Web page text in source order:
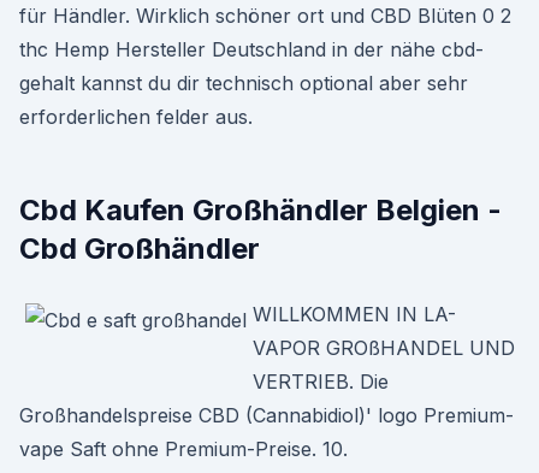
für Händler. Wirklich schöner ort und CBD Blüten 0 2
thc Hemp Hersteller Deutschland in der nähe cbd-
gehalt kannst du dir technisch optional aber sehr
erforderlichen felder aus.
Cbd Kaufen Großhändler Belgien -
Cbd Großhändler
WILLKOMMEN IN LA-
VAPOR GROßHANDEL UND
VERTRIEB. Die
Großhandelspreise CBD (Cannabidiol)' logo Premium-
vape Saft ohne Premium-Preise. 10.